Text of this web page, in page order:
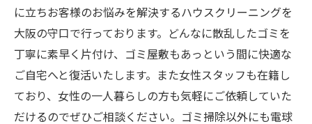
に立ちお客様のお悩みを解決するハウスクリーニングを
大阪の守口で行っております。どんなに散乱したゴミを
丁寧に素早く片付け、ゴミ屋敷もあっという間に快適な
ご自宅へと復活いたします。また女性スタッフも在籍し
ており、女性の一人暮らしの方も気軽にご依頼していた
だけるのでぜひご相談ください。ゴミ掃除以外にも電球